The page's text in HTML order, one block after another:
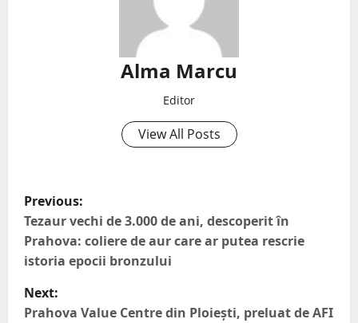
Alma Marcu
Editor
View All Posts
Previous:
Tezaur vechi de 3.000 de ani, descoperit în
Prahova: coliere de aur care ar putea rescrie
istoria epocii bronzului
Next:
Prahova Value Centre din Ploiești, preluat de AFI